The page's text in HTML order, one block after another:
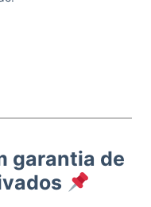
garantia de